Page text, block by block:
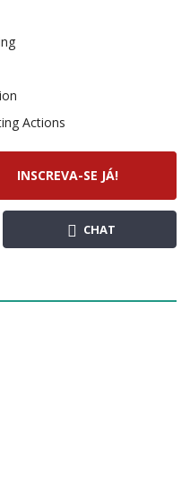
Actions
INSCREVA-SE JÁ!
CHAT